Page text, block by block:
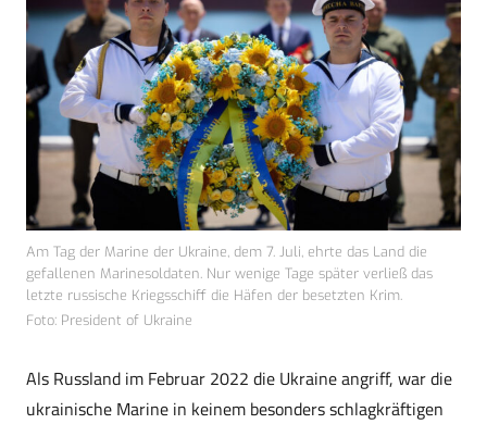
Am Tag der Marine der Ukraine, dem 7. Juli, ehrte das Land die
gefallenen Marinesoldaten. Nur wenige Tage später verließ das
letzte russische Kriegsschiff die Häfen der besetzten Krim.
Foto: President of Ukraine
Als Russland im Februar 2022 die Ukraine angriff, war die
ukrainische Marine in keinem besonders schlagkräftigen